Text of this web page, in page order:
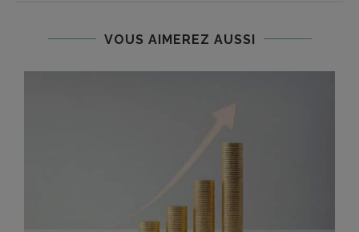
VOUS AIMEREZ AUSSI